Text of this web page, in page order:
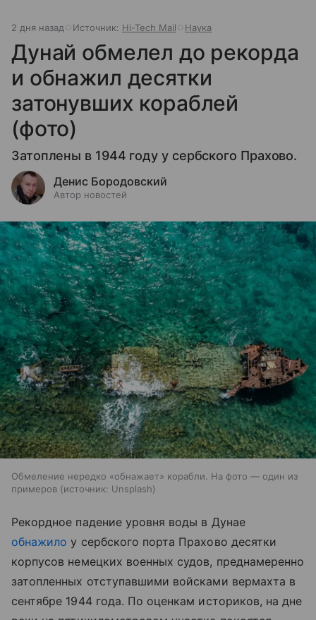
2 дня назад Источник: Hi-Tech Mail Наука
Дунай обмелел до рекорда
и обнажил десятки
затонувших кораблей
(фото)
Затоплены в 1944 году у сербского Прахово.
Денис Бородовский
Автор новостей
Обмеление нередко «обнажает» корабли. На фото — один из
примеров
источник: Unsplash
Рекордное падение уровня воды в Дунае
обнажило у сербского порта Прахово десятки
корпусов немецких военных судов, преднамеренно
затопленных отступавшими войсками вермахта в
сентябре 1944 года. По оценкам историков, на дне